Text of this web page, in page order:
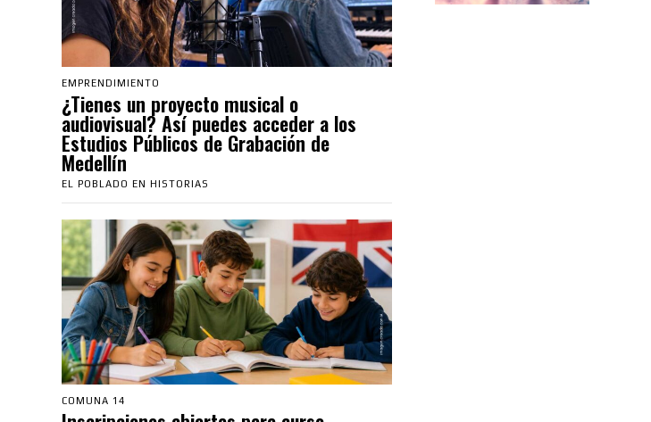
EMPRENDIMIENTO
¿Tienes un proyecto musical o
audiovisual? Así puedes acceder a los
Estudios Públicos de Grabación de
Medellín
EL POBLADO EN HISTORIAS
COMUNA 14